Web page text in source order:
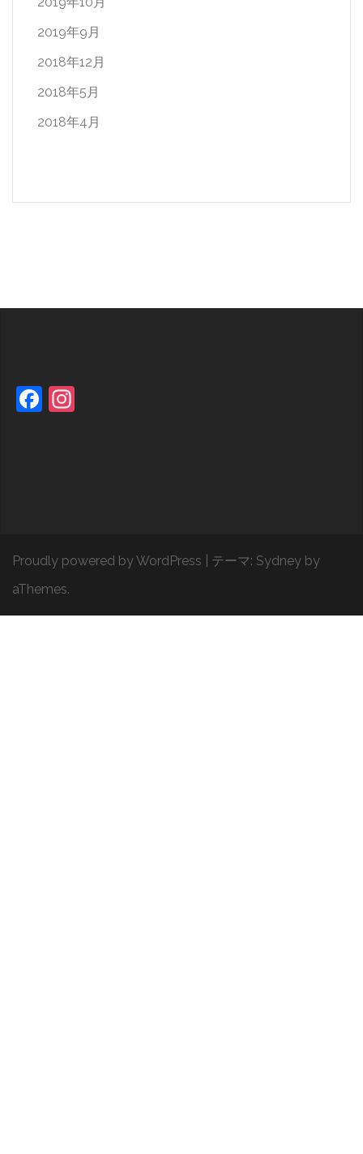
2019年9月
2018年12月
2018年5月
2018年4月
Facebook
Proudly powered by WordPress テーマ: Sydney by
aThemes.